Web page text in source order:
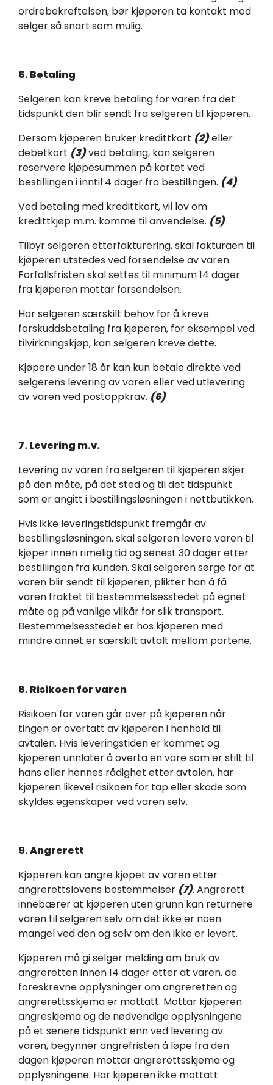
ordrebekreftelsen, bør kjøperen ta kontakt med
selger så snart som mulig.
6. Betaling
Selgeren kan kreve betaling for varen fra det
tidspunkt den blir sendt fra selgeren til kjøperen.
Dersom kjøperen bruker kredittkort (2)eller
debetkort (3)ved betaling, kan selgeren
reservere kjøpesummen på kortet ved
bestillingen i inntil 4 dager fra bestillingen. (4)
Ved betaling med kredittkort, vil lov om
kredittkjøp m.m. komme til anvendelse. (5)
Tilbyr selgeren etterfakturering, skal fakturaen til
kjøperen utstedes ved forsendelse av varen.
Forfallsfristen skal settes til minimum 14 dager
fra kjøperen mottar forsendelsen.
Har selgeren særskilt behov for å kreve
forskuddsbetaling fra kjøperen, for eksempel ved
tilvirkningskjøp, kan selgeren kreve dette.
Kjøpere under 18 år kan kun betale direkte ved
selgerens levering av varen eller ved utlevering
av varen ved postoppkrav. (6)
7. Levering m.v.
Levering av varen fra selgeren til kjøperen skjer
på den måte, på det sted og til det tidspunkt
som er angitt i bestillingsløsningen i nettbutikken.
Hvis ikke leveringstidspunkt fremgår av
bestillingsløsningen, skal selgeren levere varen til
kjøper innen rimelig tid og senest 30 dager etter
bestillingen fra kunden. Skal selgeren sørge for at
varen blir sendt til kjøperen, plikter han å få
varen fraktet til bestemmelsesstedet på egnet
måte og på vanlige vilkår for slik transport.
Bestemmelsesstedet er hos kjøperen med
mindre annet er særskilt avtalt mellom partene.
8. Risikoen for varen
Risikoen for varen går over på kjøperen når
tingen er overtatt av kjøperen i henhold til
avtalen. Hvis leveringstiden er kommet og
kjøperen unnlater å overta en vare som er stilt til
hans eller hennes rådighet etter avtalen, har
kjøperen likevel risikoen for tap eller skade som
skyldes egenskaper ved varen selv.
9. Angrerett
Kjøperen kan angre kjøpet av varen etter
angrerettslovens bestemmelser (7). Angrerett
innebærer at kjøperen uten grunn kan returnere
varen til selgeren selv om det ikke er noen
mangel ved den og selv om den ikke er levert.
Kjøperen må gi selger melding om bruk av
angreretten innen 14 dager etter at varen, de
foreskrevne opplysninger om angreretten og
angrerettsskjema er mottatt. Mottar kjøperen
angreskjema og de nødvendige opplysningene
på et senere tidspunkt enn ved levering av
varen, begynner angrefristen å løpe fra den
dagen kjøperen mottar angrerettsskjema og
opplysningene. Har kjøperen ikke mottatt